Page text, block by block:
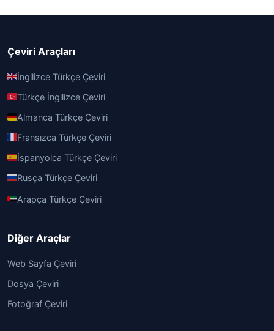
Çeviri Araçları
İngilizce Türkçe Çeviri
Türkçe İngilizce Çeviri
Almanca Türkçe Çeviri
Fransızca Türkçe Çeviri
İspanyolca Türkçe Çeviri
Rusça Türkçe Çeviri
Arapça Türkçe Çeviri
Diğer Araçlar
Web Sayfa Çeviri
Dosya Çeviri
Fotoğraf Çeviri